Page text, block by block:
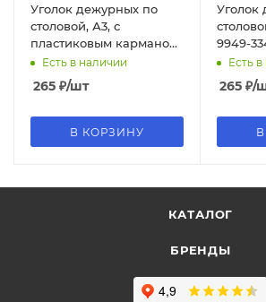
Уголок дежурных по
столовой, А3, с
пластиковым карманом,
978-5-9949-3339-8
Есть в наличии
265 ₽/шт
В КОРЗИНУ
Уголок
9949-
Есть
265 ₽/
КАТАЛОГ
БРЕНДЫ